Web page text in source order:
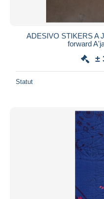
ADESIVO STIKERS A
forward
±
Statut